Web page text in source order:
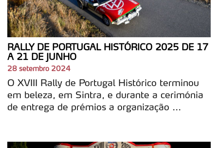
RALLY DE PORTUGAL HISTÓRICO 2025 DE 17
A 21 DE JUNHO
28 setembro 2024
O XVIII Rally de Portugal Histórico terminou
em beleza, em Sintra, e durante a cerimónia
de entrega de prémios a organização ...